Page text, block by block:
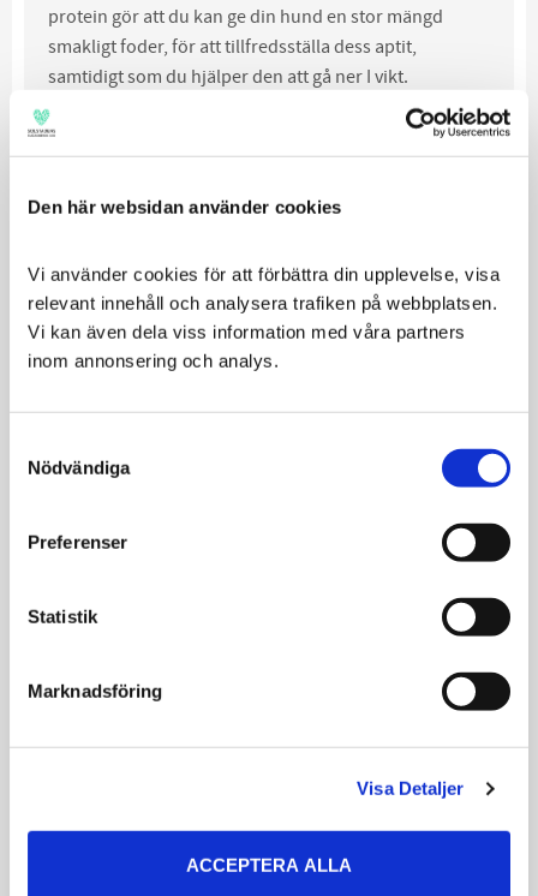
Den här websidan använder cookies
Vi använder cookies för att förbättra din upplevelse, visa
relevant innehåll och analysera trafiken på webbplatsen.
Vi kan även dela viss information med våra partners
inom annonsering och analys.
Selection
Nödvändiga
Preferenser
Statistik
Marknadsföring
Visa Detaljer
ACCEPTERA ALLA
protein gör att du kan ge din hund en stor mängd
smakligt foder, för att tillfredsställa dess aptit,
samtidigt som du hjälper den att gå ner I vikt.
För vuxna hundar som behöver gå ner I vikt.
Varför man ska välja Weight Reduction:
Lågt innehåll av kalorier och fett men hög halt
hund fulla portioner, så att den tappar vikt utan
att känna sig hungrig.
På grund av det höga proteininnehållet kommer
viktförlusten från fett snarare än muskelmassa,
öka viktnedgången.
aminosyra.
att upprätthålla en frisk hud och päls samt